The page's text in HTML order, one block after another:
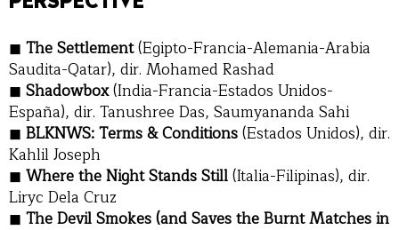
The Settlement(Egipto-Francia-Alemania-Arabia
Saudita-Qatar), dir. Mohamed Rashad
Shadowbox(India-Francia-Estados Unidos-
España), dir. Tanushree Das, Saumyananda Sahi
BLKNWS: Terms & Conditions(Estados Unidos), dir.
Kahlil Joseph
Where the Night Stands Still(Italia-Filipinas), dir.
Liryc Dela Cruz
The Devil Smokes (and Saves the Burnt Matches in